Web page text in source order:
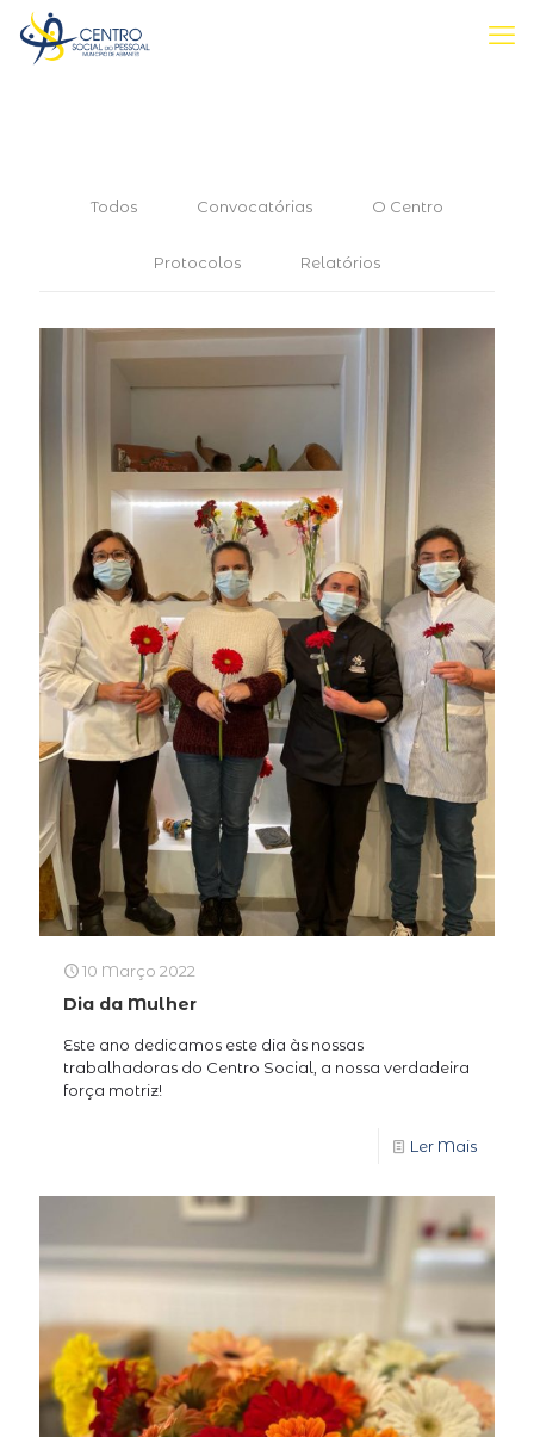
Todos Convocatórias O Centro
Protocolos Relatórios
10 Março 2022
Dia da Mulher
Este ano dedicamos este dia às nossas
trabalhadoras do Centro Social, a nossa verdadeira
força motriz!
Ler Mais